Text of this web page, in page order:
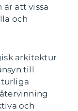
att vissa
och
arkitektur
till
och